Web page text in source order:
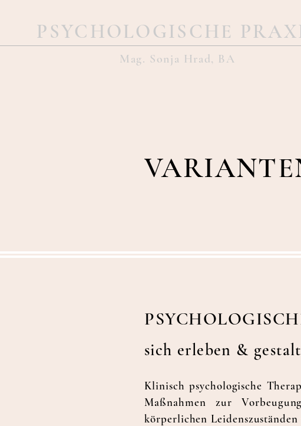
PSYCHOLOGISCHE
Mag. Sonja Hrad, BA
PSY
sich erleben &
Klinisch psychologische
Maßnahmen zur
körperlichen